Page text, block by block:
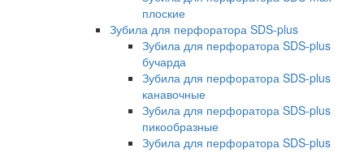
плоские
Зубила для перфоратора SDS-plus
Зубила для перфоратора SDS-plus
бучарда
Зубила для перфоратора SDS-plus
канавочные
Зубила для перфоратора SDS-plus
пикообразные
Зубила для перфоратора SDS-plus